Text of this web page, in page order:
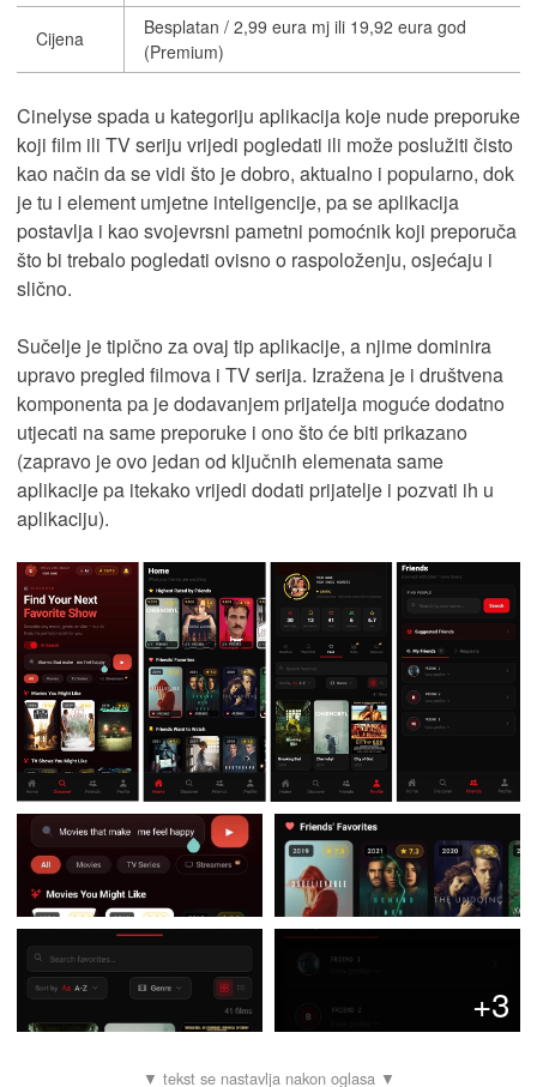
Cijena
Besplatan / 2,99 eura mj ili 19,92 eura god
(Premium)
Cinelyse spada u kategoriju aplikacija koje nude preporuke
koji film ili TV seriju vrijedi pogledati ili može poslužiti čisto
kao način da se vidi što je dobro, aktualno i popularno, dok
je tu i element umjetne inteligencije, pa se aplikacija
postavlja i kao svojevrsni pametni pomoćnik koji preporuča
što bi trebalo pogledati ovisno o raspoloženju, osjećaju i
slično.
Sučelje je tipično za ovaj tip aplikacije, a njime dominira
upravo pregled filmova i TV serija. Izražena je i društvena
komponenta pa je dodavanjem prijatelja moguće dodatno
utjecati na same preporuke i ono što će biti prikazano
(zapravo je ovo jedan od ključnih elemenata same
aplikacije pa itekako vrijedi dodati prijatelje i pozvati ih u
aplikaciju).
+3